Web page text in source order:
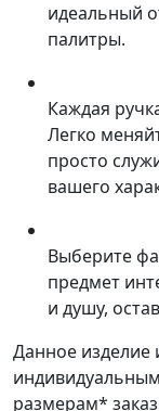
идеальный
палитры.
Каждая
Легко
просто
вашего
Выберите
предмет
и душу,
Данное изделие
размерам*